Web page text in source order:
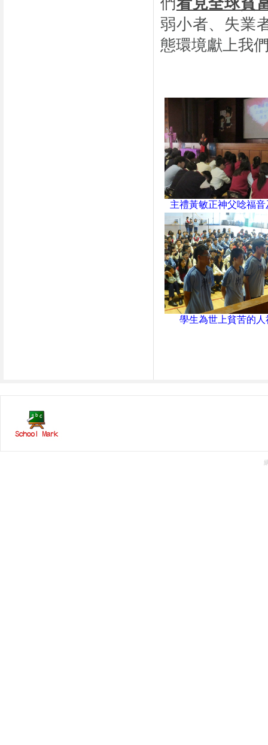
弱小者、失業
態環境獻上我
主禮黃敏正神父唸福音
學生為世上貧苦的人